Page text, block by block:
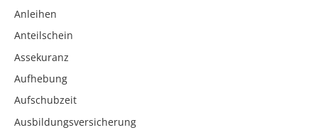
Anleihen
Anteilschein
Assekuranz
Aufhebung
Aufschubzeit
Ausbildungsversicherung